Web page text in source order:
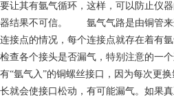
要让其有氩气循环，这样，可以防止仪
器结果不可信。 氩气气路是由铜管来
连接点的情况，每个连接点就存在着有
检查各个接头是否漏气，特别注意的一
有“氩气入”的铜螺丝接口，因为每次更
长就会使接口松动，有可能漏气。如果